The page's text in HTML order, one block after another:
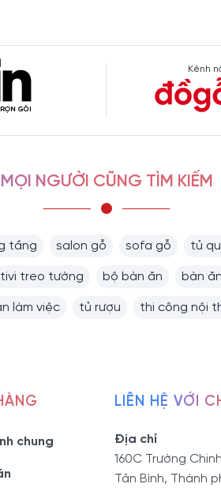
Kênh
MỌI NGƯỜI CŨNG TÌM KIẾM
tầng salon gỗ sofa gỗ tủ
treo tường bộ bàn ăn bàn
làm việc tủ rượu thi công nội
chung
LIÊN HỆ VỚI
Địa chỉ
160C Trường
Tân Bình, Thành